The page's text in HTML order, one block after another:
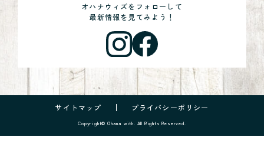
オハナウィズをフォローして
最新情報を見てみよう！
サイトマップ プライバシーポリシー
Copyright© Ohana with. All Rights Reserved.